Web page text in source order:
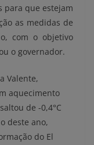
para que estejam
as medidas de
com o objetivo
o governador.
Valente,
aquecimento
de -0,4°C
deste ano,
do El